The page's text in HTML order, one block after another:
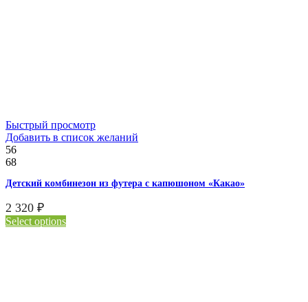
Быстрый просмотр
Добавить в список желаний
56
68
Детский комбинезон из футера с капюшоном «Какао»
2 320 ₽
Select options